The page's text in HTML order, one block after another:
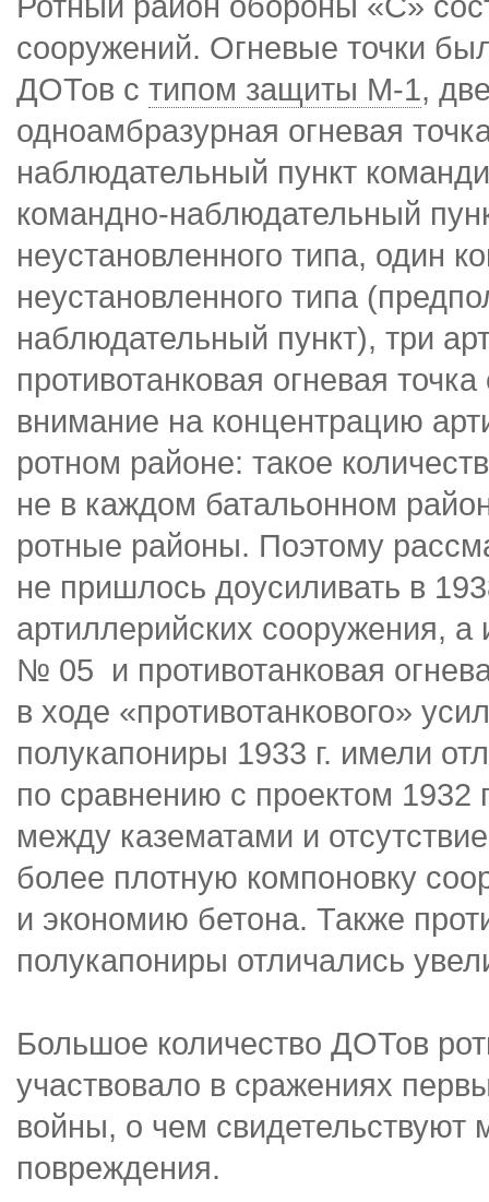
сооружений. Огневые точки
ДОТов с типом защиты М-1,
одноамбразурная огневая
наблюдательный пункт
командно-наблюдательный
неустановленного типа, один
неустановленного типа
наблюдательный пункт), три
противотанковая огневая
внимание на концентрацию
ротном районе: такое
не в каждом батальонном
ротные районы. Поэтому
не пришлось доусиливать в
артиллерийских сооружения,
№ 05 и противотанковая
в ходе «противотанкового»
полукапониры 1933 г. имели
по сравнению с проектом 1932
между казематами и
более плотную компоновку
и экономию бетона. Также
полукапониры отличались
Большое количество ДОТов
участвовало в сражениях
войны, о чем свидетельствуют
повреждения.